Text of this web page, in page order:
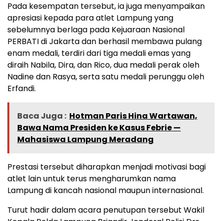
Pada kesempatan tersebut, ia juga menyampaikan
apresiasi kepada para atlet Lampung yang
sebelumnya berlaga pada Kejuaraan Nasional
PERBATI di Jakarta dan berhasil membawa pulang
enam medali, terdiri dari tiga medali emas yang
diraih Nabila, Dira, dan Rico, dua medali perak oleh
Nadine dan Rasya, serta satu medali perunggu oleh
Erfandi.
Baca Juga : Hotman Paris Hina Wartawan,
Bawa Nama Presiden ke Kasus Febrie —
Mahasiswa Lampung Meradang
Prestasi tersebut diharapkan menjadi motivasi bagi
atlet lain untuk terus mengharumkan nama
Lampung di kancah nasional maupun internasional.
Turut hadir dalam acara penutupan tersebut Wakil